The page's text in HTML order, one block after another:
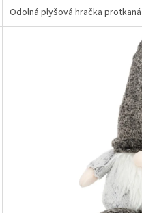
Odolná plyšová hračka